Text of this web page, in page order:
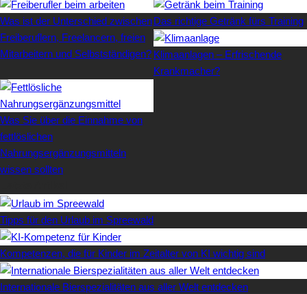
Was ist der Unterschied zwischen
Freiberuflern, Freelancern, freien
Mitarbeitern und Selbstständigen?
Das richtige Getränk fürs Training
Klimaanlagen – Erfrischende
Krankmacher?
Was Sie über die Einnahme von
fettlöslichen
Nahrungsergänzungsmitteln
wissen sollten
Tipps für den Urlaub im Spreewald
Kompetenzen, die für Kinder im Zeitalter von KI wichtig sind
Internationale Bierspezialitäten aus aller Welt entdecken